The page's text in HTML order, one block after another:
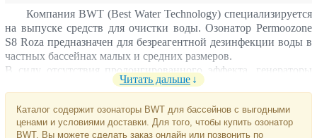
Компания BWT (Best Water Technology) специализируется
на выпуске средств для очистки воды. Озонатор Permoozone
S8 Roza предназначен для безреагентной дезинфекции воды в
частных бассейнах малых и средних размеров.
В силу отсутствия пролонгированного эффекта, генераторы
озона нельзя рассматривать, как единственное средство для
снижает минимально необходимую концентрацию хлора.
Читать дальше
Каталог содержит озонаторы BWT для бассейнов с выгодными
ценами и условиями доставки. Для того, чтобы купить озонатор
BWT, Вы можете сделать заказ онлайн или позвонить по